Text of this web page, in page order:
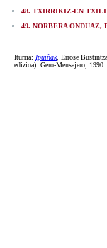
48. TXIRRIKIZ-EN
49. NORBERA ONDUAZ,
Iturria: Ipuiñak, Errose
edizioa). Gero-Mensajero, 1990